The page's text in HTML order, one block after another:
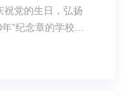
祝党的生日，弘扬
”纪念章的学校老
度优秀共产党